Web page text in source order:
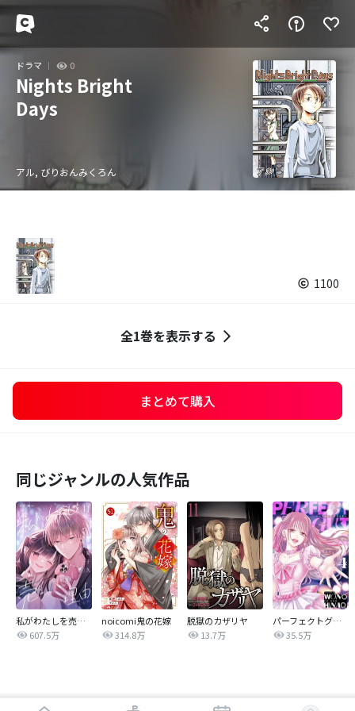
ドラマ 0
Nights Bright
Days
アル, びりおんみくろん
1100
全1巻を表示する
まとめて購入
同じジャンルの人気作品
私がわたしを売る理由
607.5万
noicomi鬼の花嫁
314.8万
脱獄のカザリヤ
13.7万
パーフェクトグリッター
35.5万